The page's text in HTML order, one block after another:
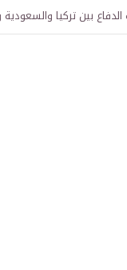
متى يحدث ذلك؟